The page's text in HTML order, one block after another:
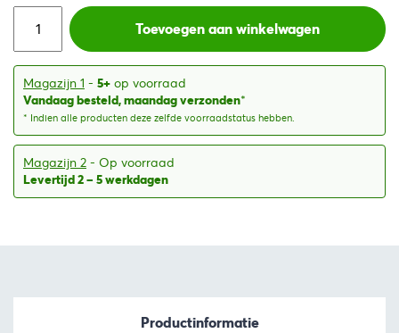
was:
€14,50.
is:
€12,50.
Toevoegen aan winkelwagen
Magazijn 1 - 5+ op voorraad
Vandaag besteld, maandag verzonden*
* Indien alle producten deze zelfde voorraadstatus hebben.
Magazijn 2 - Op voorraad
Levertijd 2 – 5 werkdagen
Productinformatie